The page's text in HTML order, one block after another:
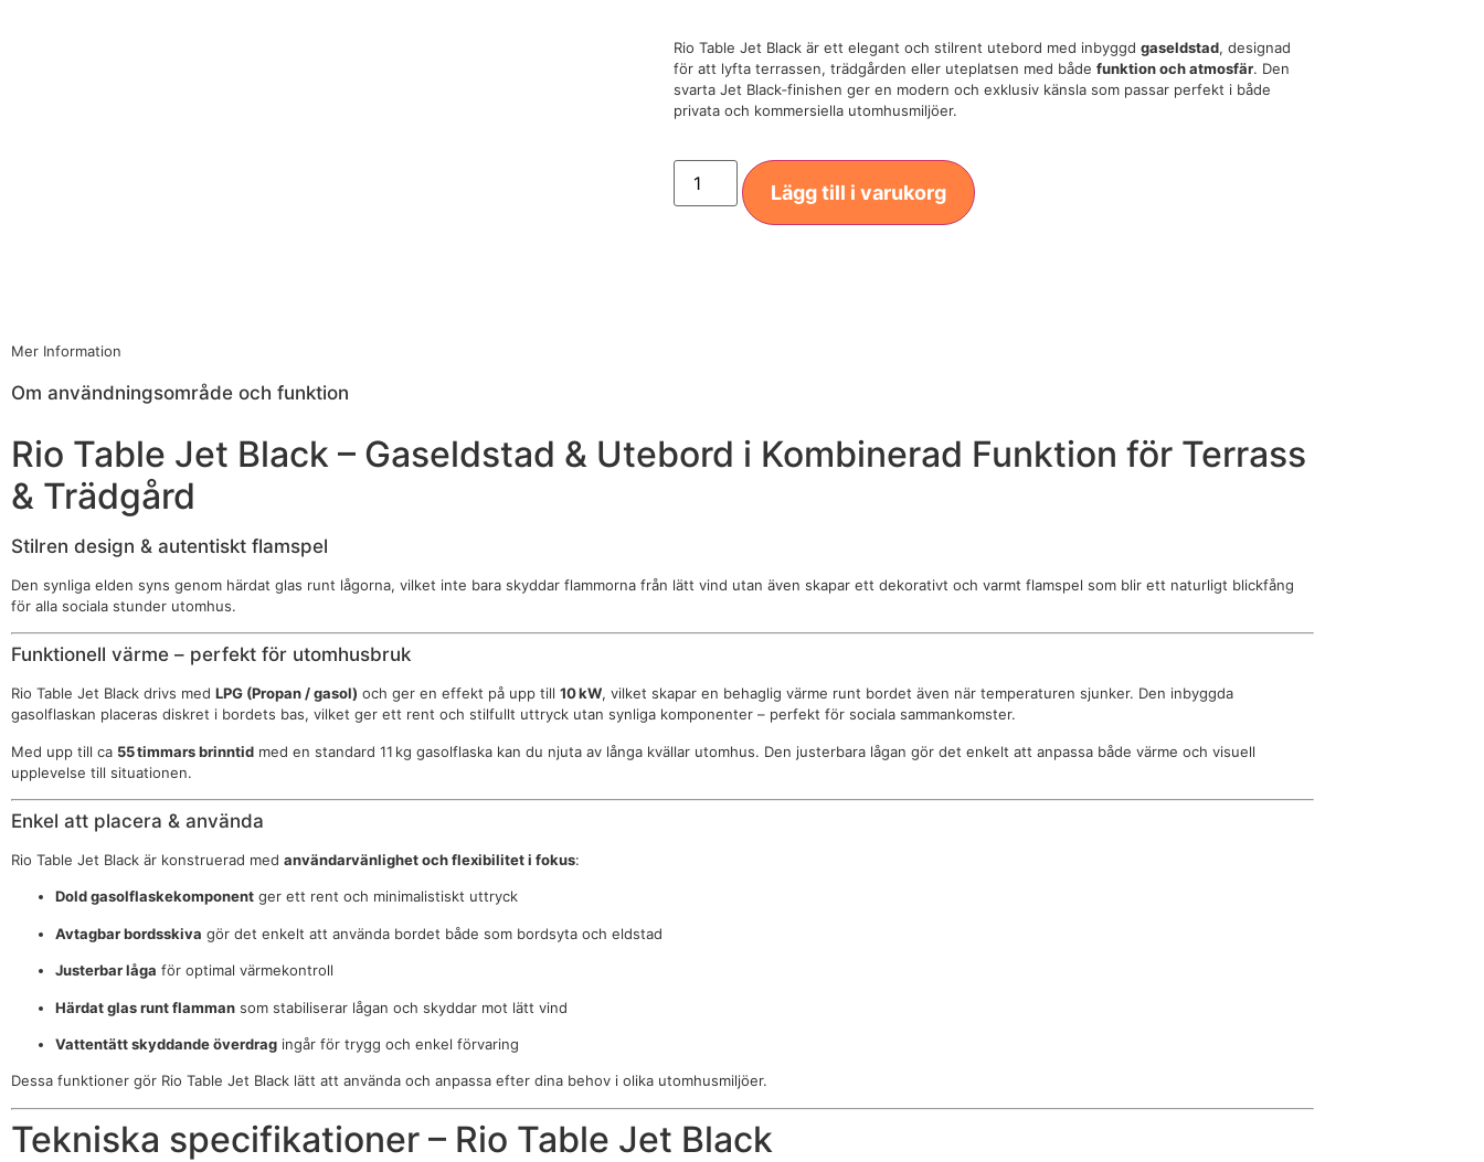
Rio Table Jet Black är ett elegant och stilrent utebord med inbyggd gaseldstad, designad
för att lyfta terrassen, trädgården eller uteplatsen med både funktion och atmosfär. Den
svarta Jet Black‑finishen ger en modern och exklusiv känsla som passar perfekt i både
privata och kommersiella utomhusmiljöer.
Lägg till i varukorg
Mer Information
Om användningsområde och funktion
Rio Table Jet Black – Gaseldstad & Utebord i Kombinerad Funktion för Terrass
& Trädgård
Stilren design & autentiskt flamspel
Den synliga elden syns genom härdat glas runt lågorna, vilket inte bara skyddar flammorna från lätt vind utan även skapar ett dekorativt och varmt flamspel som blir ett naturligt blickfång
för alla sociala stunder utomhus.
Funktionell värme – perfekt för utomhusbruk
Rio Table Jet Black drivs med LPG (Propan / gasol) och ger en effekt på upp till 10 kW, vilket skapar en behaglig värme runt bordet även när temperaturen sjunker. Den inbyggda
gasolflaskan placeras diskret i bordets bas, vilket ger ett rent och stilfullt uttryck utan synliga komponenter – perfekt för sociala sammankomster.
Med upp till ca 55 timmars brinntid med en standard 11 kg gasolflaska kan du njuta av långa kvällar utomhus. Den justerbara lågan gör det enkelt att anpassa både värme och visuell
upplevelse till situationen.
Enkel att placera & använda
Rio Table Jet Black är konstruerad med användarvänlighet och flexibilitet i fokus:
Dold gasolflaskekomponent ger ett rent och minimalistiskt uttryck
Avtagbar bordsskiva gör det enkelt att använda bordet både som bordsyta och eldstad
Justerbar låga för optimal värmekontroll
Härdat glas runt flamman som stabiliserar lågan och skyddar mot lätt vind
Vattentätt skyddande överdrag ingår för trygg och enkel förvaring
Dessa funktioner gör Rio Table Jet Black lätt att använda och anpassa efter dina behov i olika utomhusmiljöer.
Tekniska specifikationer – Rio Table Jet Black